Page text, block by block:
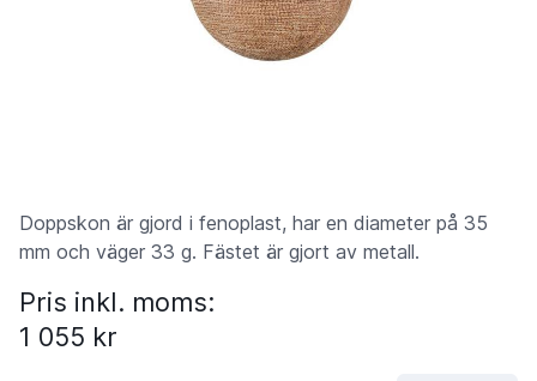
Doppskon är gjord i fenoplast, har en diameter på 35
mm och väger 33 g. Fästet är gjort av metall.
Pris inkl. moms:
1 055 kr